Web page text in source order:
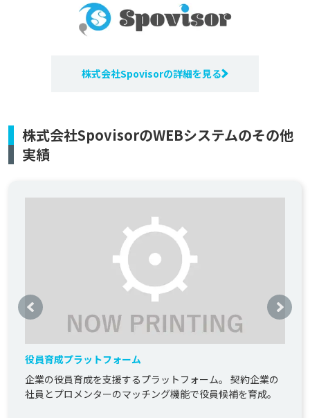
株式会社Spovisorの詳細を見る
株式会社SpovisorのWEBシステムのその他
実績
役員育成プラットフォーム
企業の役員育成を支援するプラットフォーム。 契約企業の
社員とプロメンターのマッチング機能で役員候補を育成。